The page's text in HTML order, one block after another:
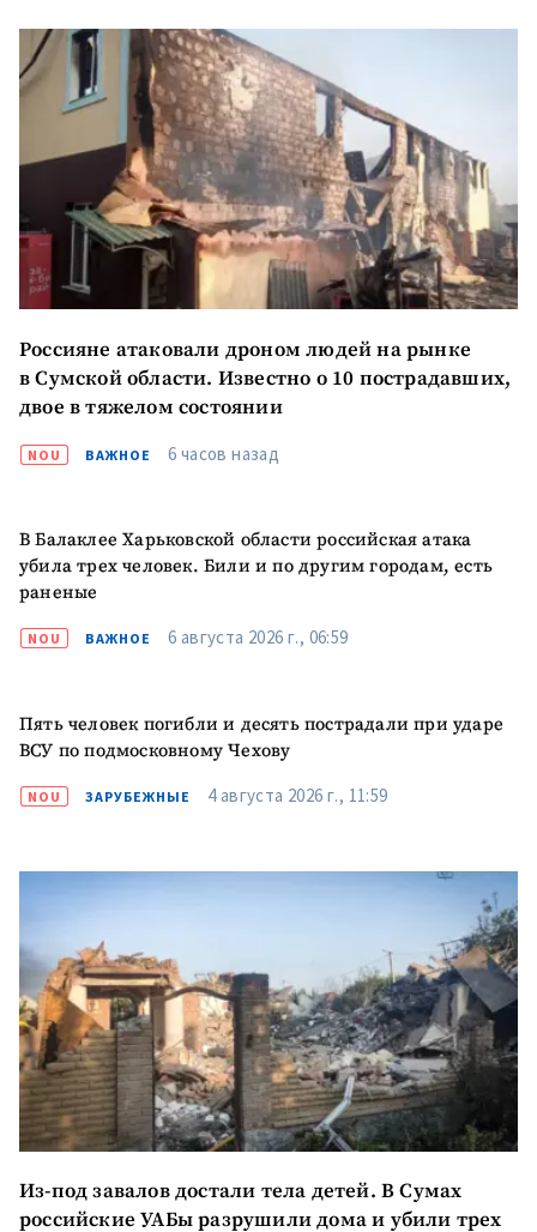
Отправить
информацию
О ZDG
în Română in English
Россияне атаковали дроном людей на рынке
в Сумской области. Известно о 10 пострадавших,
двое в тяжелом состоянии
NOU ВАЖНОЕ 6 часов назад
В Балаклее Харьковской области российская атака
убила трех человек. Били и по другим городам, есть
раненые
NOU ВАЖНОЕ 6 августа 2026 г., 06:59
Пять человек погибли и десять пострадали при ударе
ВСУ по подмосковному Чехову
NOU ЗАРУБЕЖНЫЕ 4 августа 2026 г., 11:59
Из-под завалов достали тела детей. В Сумах
российские УАБы разрушили дома и убили трех
МОЯ НОВОСТЬ
+ Добавить
+ Загрузить